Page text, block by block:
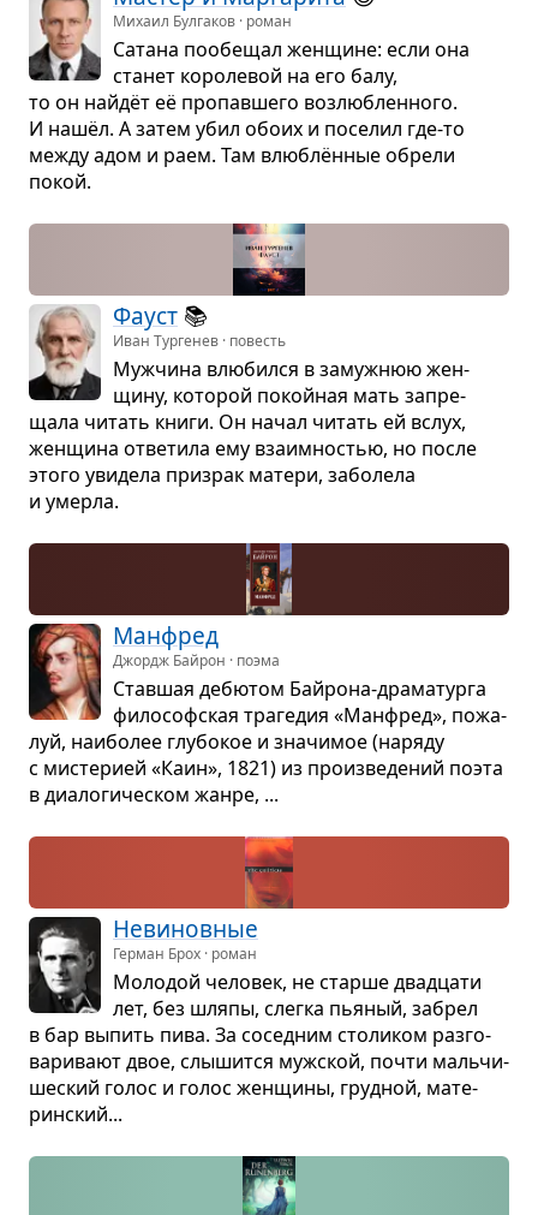
Михаил Булгаков · роман
Сатана пообе­щал жен­щине: если она
ста­нет коро­ле­вой на его балу,
то он найдёт её про­пав­шего воз­люб­лен­ного.
И нашёл. А затем убил обоих и посе­лил где-то
между адом и раем. Там влю­блён­ные обрели
покой.
Фауст 📚
Иван Тургенев · повесть
Муж­чина влю­бился в замуж­нюю жен­
щину, кото­рой покой­ная мать запре­
щала читать книги. Он начал читать ей вслух,
жен­щина отве­тила ему вза­им­но­стью, но после
этого уви­дела при­зрак матери, забо­лела
и умерла.
Ман­фред
Джордж Байрон · поэма
Став­шая дебю­том Байрона-дра­ма­турга
фило­соф­ская тра­ге­дия «Ман­фред», пожа­
луй, наи­бо­лее глу­бо­кое и зна­чи­мое (наряду
с мисте­рией «Каин», 1821) из про­из­ве­де­ний поэта
в диа­ло­ги­че­ском жанре, ...
Неви­нов­ные
Герман Брох · роман
Моло­дой чело­век, не старше два­дцати
лет, без шляпы, слегка пья­ный, забрел
в бар выпить пива. За сосед­ним сто­ли­ком раз­го­
ва­ри­вают двое, слы­шится муж­ской, почти маль­чи­
ше­ский голос и голос жен­щины, груд­ной, мате­
рин­ский...